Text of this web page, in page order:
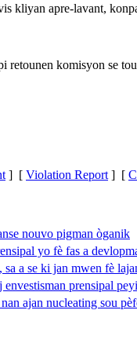
kliyan apre-lavant, ko
retounen komisyon se
] [ Violation Report ] [
nouvo pigman òganik
yo fè fas a
sa a se ki jan mwen fè
envestisman prensipal
ajan nucleating sou